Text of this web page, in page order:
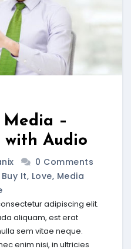
–
with Audio
0 Comments
Buy It, Love, Media
adipiscing elit.
aliquam, est erat
sem vitae neque.
enim nisi, in ultricies